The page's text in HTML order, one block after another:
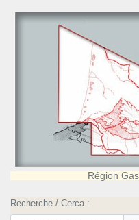
Région
Recherche / Cerca :